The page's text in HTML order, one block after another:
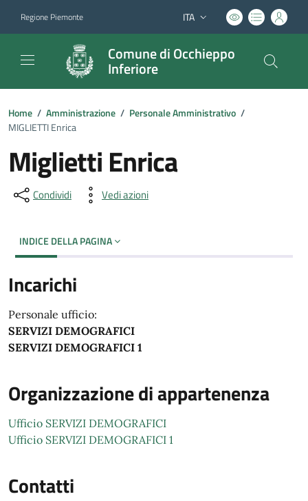
Regione Piemonte Lingua attiva:
ITA
Comune di Occhieppo
Inferiore
Home / Amministrazione / Personale Amministrativo /
MIGLIETTI Enrica
Miglietti Enrica
Condividi Vedi azioni
INDICE DELLA PAGINA
Incarichi
Personale ufficio:
SERVIZI DEMOGRAFICI
SERVIZI DEMOGRAFICI 1
Organizzazione di appartenenza
Ufficio SERVIZI DEMOGRAFICI
Ufficio SERVIZI DEMOGRAFICI 1
Contatti